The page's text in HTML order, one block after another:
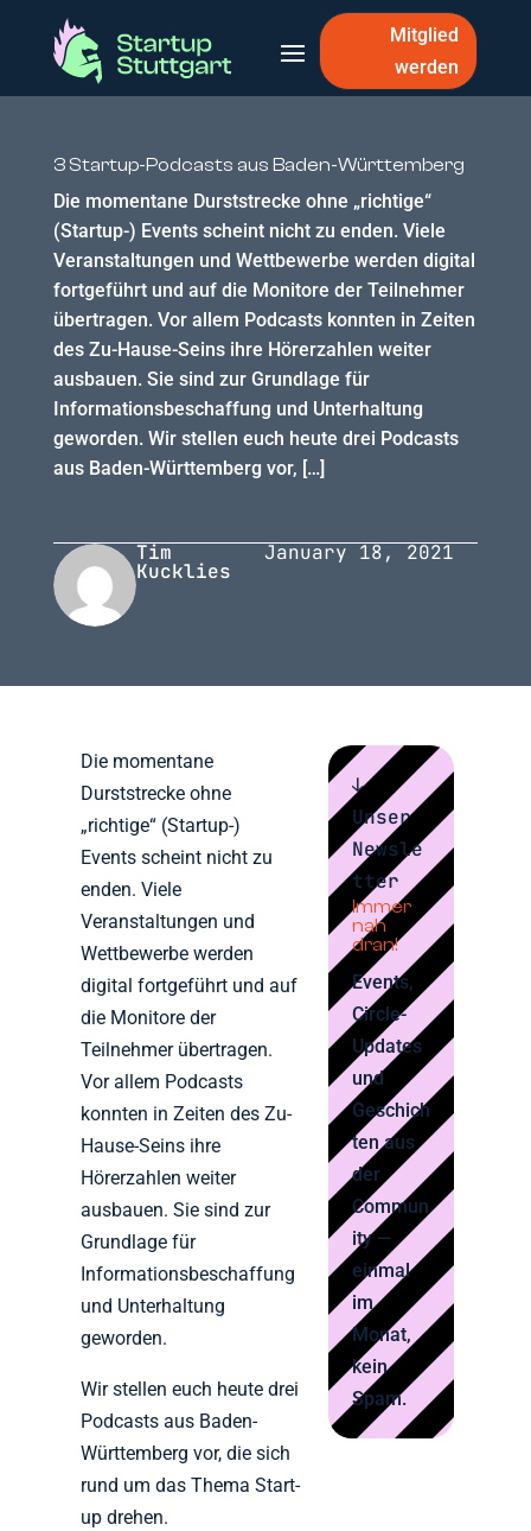
Mitglied
werden
3 Startup-Podcasts aus Baden-Württemberg
Die momentane Durststrecke ohne „richtige“
(Startup-) Events scheint nicht zu enden. Viele
Veranstaltungen und Wettbewerbe werden digital
fortgeführt und auf die Monitore der Teilnehmer
übertragen. Vor allem Podcasts konnten in Zeiten
des Zu-Hause-Seins ihre Hörerzahlen weiter
ausbauen. Sie sind zur Grundlage für
Informationsbeschaffung und Unterhaltung
geworden. Wir stellen euch heute drei Podcasts
aus Baden-Württemberg vor, […]
Tim
Kucklies
January 18, 2021
Die momentane
Durststrecke ohne
„richtige“ (Startup-)
Events scheint nicht zu
enden. Viele
Veranstaltungen und
Wettbewerbe werden
digital fortgeführt und auf
die Monitore der
Teilnehmer übertragen.
Vor allem Podcasts
konnten in Zeiten des Zu-
Hause-Seins ihre
Hörerzahlen weiter
ausbauen. Sie sind zur
Grundlage für
Informationsbeschaffung
und Unterhaltung
geworden.
Wir stellen euch heute drei
Podcasts aus Baden-
Württemberg vor, die sich
rund um das Thema Start-
up drehen.
↓
Unser
Newsle
tter
Immer
nah
dran!
Events,
Circle-
Updates
und
Geschich
ten aus
der
Commun
ity —
einmal
im
Monat,
kein
Spam.